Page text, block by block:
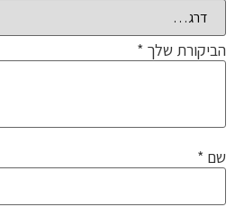
הביקורת שלך *
שם *